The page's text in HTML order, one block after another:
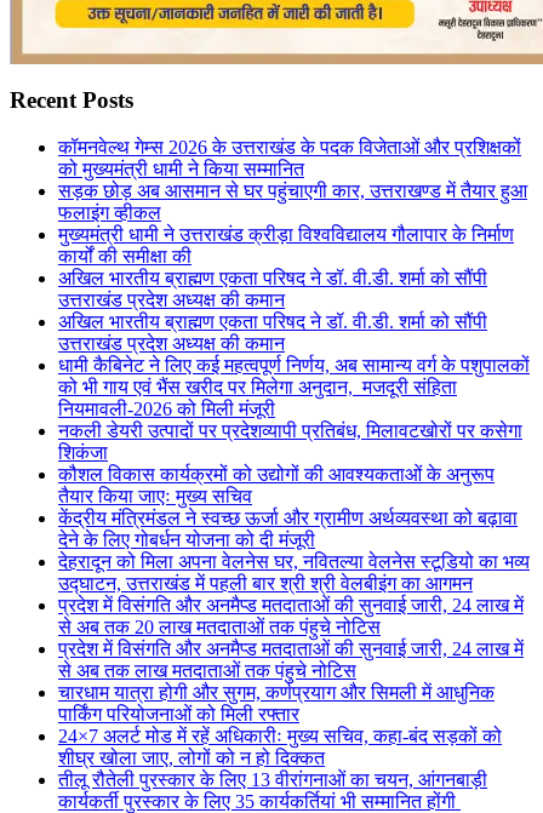
Recent Posts
कॉमनवेल्थ गेम्स 2026 के उत्तराखंड के पदक विजेताओं और प्रशिक्षकों
को मुख्यमंत्री धामी ने किया सम्मानित
सड़क छोड़ अब आसमान से घर पहुंचाएगी कार, उत्तराखण्ड में तैयार हुआ
फलाइंग व्हीकल
मुख्यमंत्री धामी ने उत्तराखंड क्रीड़ा विश्वविद्यालय गौलापार के निर्माण
कार्यों की समीक्षा की
अखिल भारतीय ब्राह्मण एकता परिषद ने डॉ. वी.डी. शर्मा को सौंपी
उत्तराखंड प्रदेश अध्यक्ष की कमान
अखिल भारतीय ब्राह्मण एकता परिषद ने डॉ. वी.डी. शर्मा को सौंपी
उत्तराखंड प्रदेश अध्यक्ष की कमान
धामी कैबिनेट ने लिए कई महत्वपूर्ण निर्णय, अब सामान्य वर्ग के पशुपालकों
को भी गाय एवं भैंस खरीद पर मिलेगा अनुदान, मजदूरी संहिता
नियमावली-2026 को मिली मंजूरी
नकली डेयरी उत्पादों पर प्रदेशव्यापी प्रतिबंध, मिलावटखोरों पर कसेगा
शिकंजा
कौशल विकास कार्यक्रमों को उद्योगों की आवश्यकताओं के अनुरूप
तैयार किया जाएः मुख्य सचिव
केंद्रीय मंत्रिमंडल ने स्वच्छ ऊर्जा और ग्रामीण अर्थव्यवस्था को बढ़ावा
देने के लिए गोबर्धन योजना को दी मंजूरी
देहरादून को मिला अपना वेलनेस घर, नवितल्या वेलनेस स्टूडियो का भव्य
उद्घाटन, उत्तराखंड में पहली बार श्री श्री वेलबीइंग का आगमन
प्रदेश में विसंगति और अनमैप्ड मतदाताओं की सुनवाई जारी, 24 लाख में
से अब तक 20 लाख मतदाताओं तक पंहुचे नोटिस
प्रदेश में विसंगति और अनमैप्ड मतदाताओं की सुनवाई जारी, 24 लाख में
से अब तक लाख मतदाताओं तक पंहुचे नोटिस
चारधाम यात्रा होगी और सुगम, कर्णप्रयाग और सिमली में आधुनिक
पार्किंग परियोजनाओं को मिली रफ्तार
24×7 अलर्ट मोड में रहें अधिकारीः मुख्य सचिव, कहा-बंद सड़कों को
शीघ्र खोला जाए, लोगों को न हो दिक्कत
तीलू रौतेली पुरस्कार के लिए 13 वीरांगनाओं का चयन, आंगनबाड़ी
कार्यकर्ती पुरस्कार के लिए 35 कार्यकर्तियां भी सम्मानित होंगी